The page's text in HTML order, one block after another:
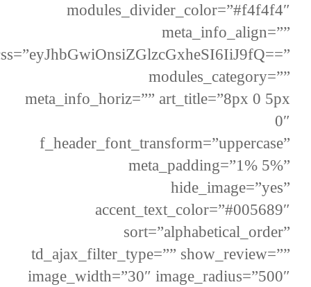
modules_divider_color=”#f4f4f4″
meta_info_align=””
modules_category=””
meta_info_horiz=”” art_title=”8px 0 5px
0″
f_header_font_transform=”uppercase”
meta_padding=”1% 5%”
hide_image=”yes”
accent_text_color=”#005689″
sort=”alphabetical_order”
td_ajax_filter_type=”” show_review=””
image_width=”30″ image_radius=”500″